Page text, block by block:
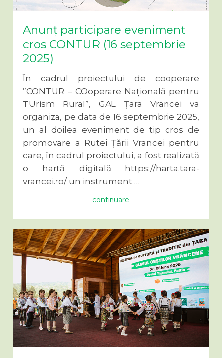
Anunț participare eveniment
cros CONTUR (16 septembrie
2025)
În cadrul proiectului de cooperare
”CONTUR – COoperare Națională pentru
TUrism Rural”, GAL Țara Vrancei va
organiza, pe data de 16 septembrie 2025,
un al doilea eveniment de tip cros de
promovare a Rutei Țării Vrancei pentru
care, în cadrul proiectului, a fost realizată
o hartă digitală https://harta.tara-
vrancei.ro/ un instrument …
continuare